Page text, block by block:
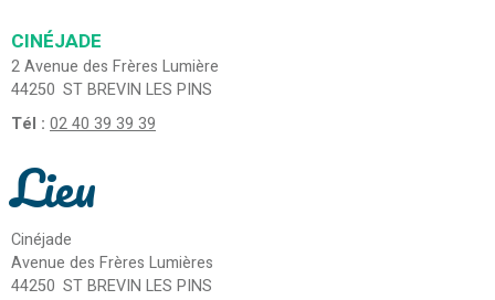
CINÉJADE
2 Avenue des Frères Lumière
44250 ST BREVIN LES PINS
Tél : 02 40 39 39 39
Lieu
Cinéjade
Avenue des Frères Lumières
44250 ST BREVIN LES PINS